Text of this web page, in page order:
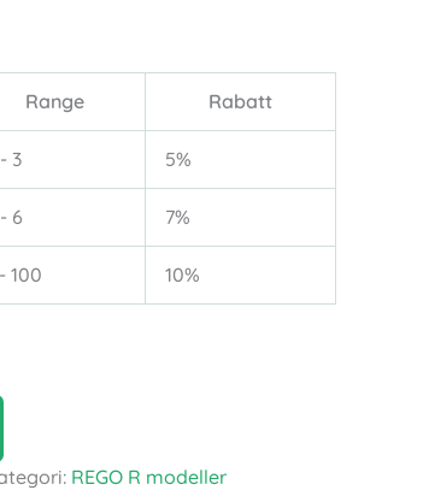
Range Rabatt
3 5%
6 7%
100 10%
REGO R modeller